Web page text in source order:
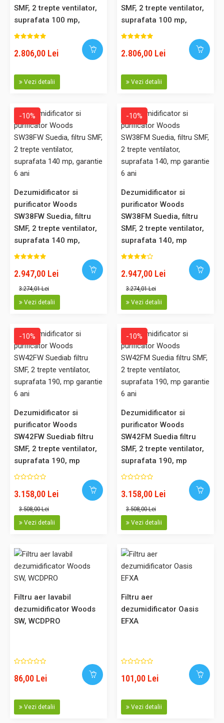
-10%
filtru particule SMF, capacitate 19 litri/zi, higrostat incorporat,
carcasa metalica,10 ani garantie
Dezumidificator profesional Woods LD44 fabricat in Suedia,
echipat cu filtru de particule, garantie 10 ani la schimbarea
filtrului anual Cel mai indicat model de la Woods pentru
uscarea hainelor sau a incaperilor, din punct de vedere
consum/eficienta energetica. Cu acest echipament, la
extrage..
4.174,00 Lei
3.757,00 Lei
Adaugă în Coş
Comparaţie
Dezumidificator si purificator profesional Woods LD48 PRO
Suedia, filtru particule SMF, capacitate 31 litri/zi, higrostat
incorporat, carcasa metalica, 10 ani garantie
Dezumidificator profesional Woods LD48 PRO fabricat in
Suedia, echipat cu filtru de particule, garantie 10 ani la
schimbarea filtrului anual Cel mai indicat model de la Woods
pentru uscarea hainelor sau a incaperilor, din punct de vedere
consum/eficienta energetica. Cu acest echipament, la ext..
4.677,00 Lei
4.209,30 Lei
Adaugă în Coş
Comparaţie
Dezumidificator pentru temperaturi scazute, higrostat
mecanic, agent frigorific ecologic R290, senzor electronic
degivrare. Interval de temperatura: +3 -- +40 grade C Domenii
• Spalatorii • Depozite • Industria alimentara ..
SMF, 2 trepte ventilator,
suprafata 100 mp,
garantie 6 ani
2.806,00 Lei
Vezi detalii
SMF, 2 trepte ventilator,
suprafata 100 mp,
garantie 6 ani
2.806,00 Lei
Vezi detalii
-10%
Dezumidificator si
purificator Woods
SW38FW Suedia, filtru
SMF, 2 trepte ventilator,
suprafata 140 mp,
garantie 6 ani
2.947,00 Lei
3.274,01 Lei
Vezi detalii
-10%
Dezumidificator si
purificator Woods
SW38FM Suedia, filtru
SMF, 2 trepte ventilator,
suprafata 140, mp
garantie 6 ani
2.947,00 Lei
3.274,01 Lei
Vezi detalii
-10%
Dezumidificator si
purificator Woods
SW42FW Suediab filtru
SMF, 2 trepte ventilator,
suprafata 190, mp
garantie 6 ani
3.158,00 Lei
3.508,00 Lei
Vezi detalii
-10%
Dezumidificator si
purificator Woods
SW42FM Suedia filtru
SMF, 2 trepte ventilator,
suprafata 190, mp
garantie 6 ani
3.158,00 Lei
3.508,00 Lei
Vezi detalii
Filtru aer lavabil
dezumidificator Woods
SW, WCDPRO
86,00 Lei
Vezi detalii
Filtru aer
dezumidificator Oasis
EFXA
101,00 Lei
Vezi detalii